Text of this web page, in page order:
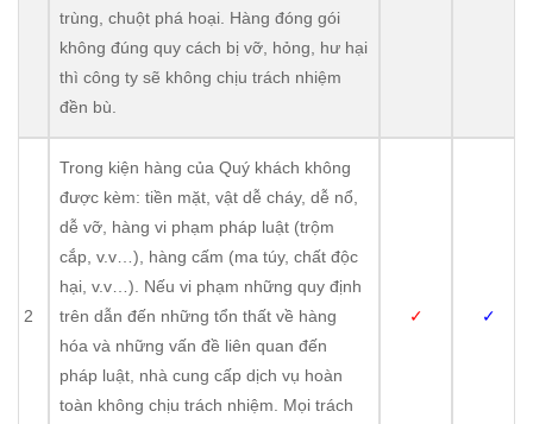
trùng, chuột phá hoại. Hàng đóng gói
không đúng quy cách bị vỡ, hỏng, hư hại
thì công ty sẽ không chịu trách nhiệm
đền bù.
2
Trong kiện hàng của Quý khách không
được kèm: tiền mặt, vật dễ cháy, dễ nổ,
dễ vỡ, hàng vi phạm pháp luật (trộm
cắp, v.v…), hàng cấm (ma túy, chất độc
hại, v.v…). Nếu vi phạm những quy định
trên dẫn đến những tổn thất về hàng
hóa và những vấn đề liên quan đến
pháp luật, nhà cung cấp dịch vụ hoàn
toàn không chịu trách nhiệm. Mọi trách
✓ ✓